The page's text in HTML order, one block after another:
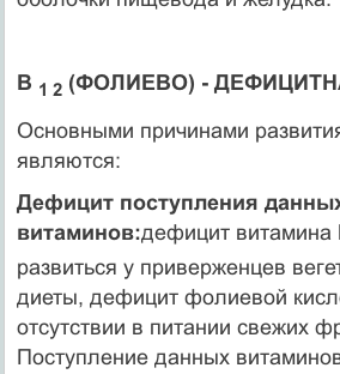
В 1 2(ФОЛИЕВО) -
Основными причинами
являются:
Дефицит поступления
витаминов:дефицит витамина
развиться у приверженцев
диеты, дефицит фолиевой
отсутствии в питании свежих
Поступление данных